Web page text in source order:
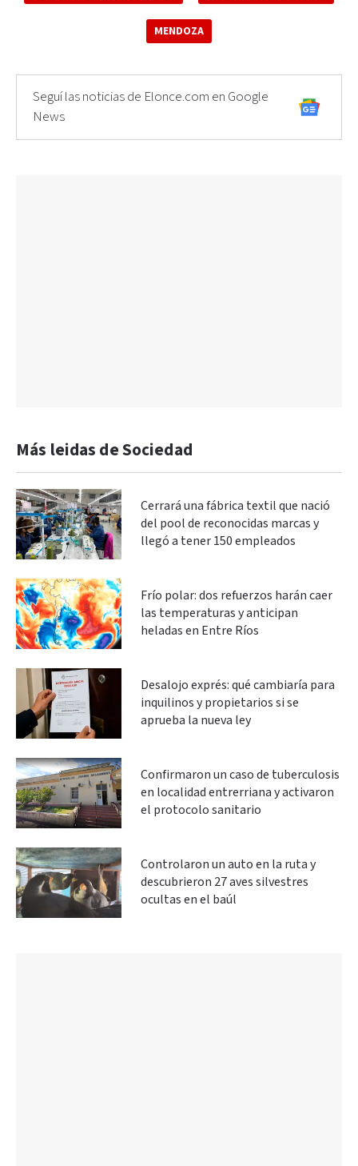
MENDOZA
Seguí las noticias de Elonce.com en Google
News
Más leidas de Sociedad
Cerrará una fábrica textil que nació
del pool de reconocidas marcas y
llegó a tener 150 empleados
Frío polar: dos refuerzos harán caer
las temperaturas y anticipan
heladas en Entre Ríos
Desalojo exprés: qué cambiaría para
inquilinos y propietarios si se
aprueba la nueva ley
Confirmaron un caso de tuberculosis
en localidad entrerriana y activaron
el protocolo sanitario
Controlaron un auto en la ruta y
descubrieron 27 aves silvestres
ocultas en el baúl